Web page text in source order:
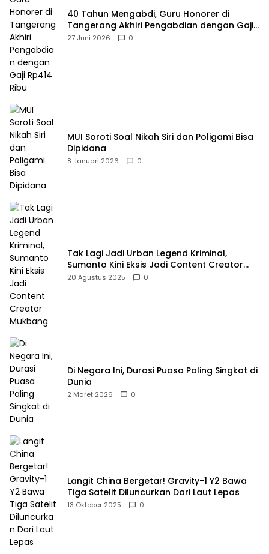
40 Tahun Mengabdi, Guru Honorer di
Tangerang Akhiri Pengabdian dengan Gaji
Rp414 Ribu
27 Juni 2026 0
MUI Soroti Soal Nikah Siri dan Poligami Bisa
Dipidana
8 Januari 2026 0
Tak Lagi Jadi Urban Legend Kriminal,
Sumanto Kini Eksis Jadi Content Creator
Mukbang
20 Agustus 2025 0
Di Negara Ini, Durasi Puasa Paling Singkat di
Dunia
2 Maret 2026 0
Langit China Bergetar! Gravity-1 Y2 Bawa
Tiga Satelit Diluncurkan Dari Laut Lepas
13 Oktober 2025 0